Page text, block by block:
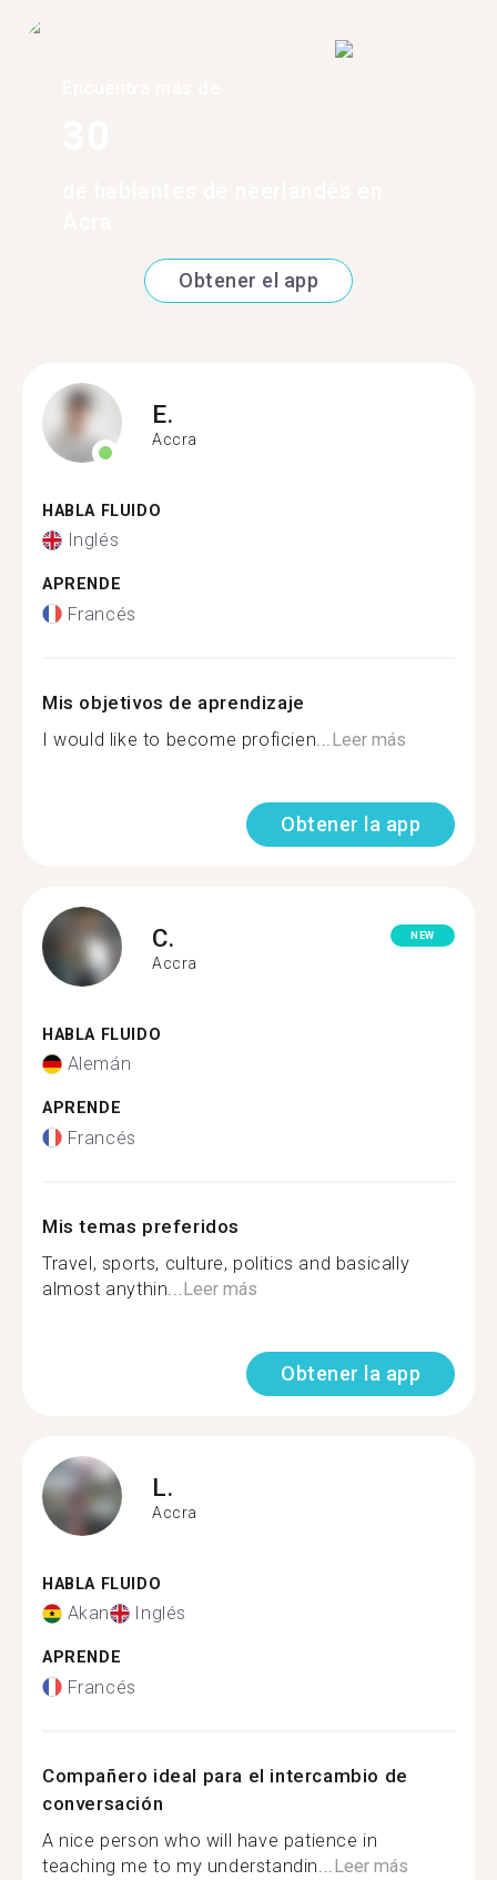
Obtener el app
E.
Accra
HABLA FLUIDO
Inglés
APRENDE
Francés
Mis objetivos de aprendizaje
I would like to become proficien... Leer más
Obtener la app
C.
Accra
NEW
HABLA FLUIDO
Alemán
APRENDE
Francés
Mis temas preferidos
Travel, sports, culture, politics and basically
almost anythin... Leer más
Obtener la app
L.
Accra
HABLA FLUIDO
Akan Inglés
APRENDE
Francés
Compañero ideal para el intercambio de
conversación
A nice person who will have patience in
teaching me to my understandin... Leer más